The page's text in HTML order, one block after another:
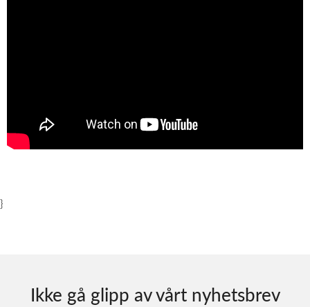
}
Ikke gå glipp av vårt nyhetsbrev